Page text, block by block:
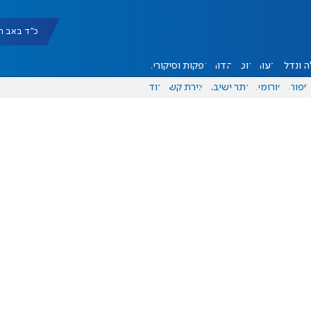
כ"ד באב תשפ"ו
ונדל"ן דעות אוכל יהדות הפקות וסיקורים
ספורט פורומים אתר ישיבה יצירת קשר עוד